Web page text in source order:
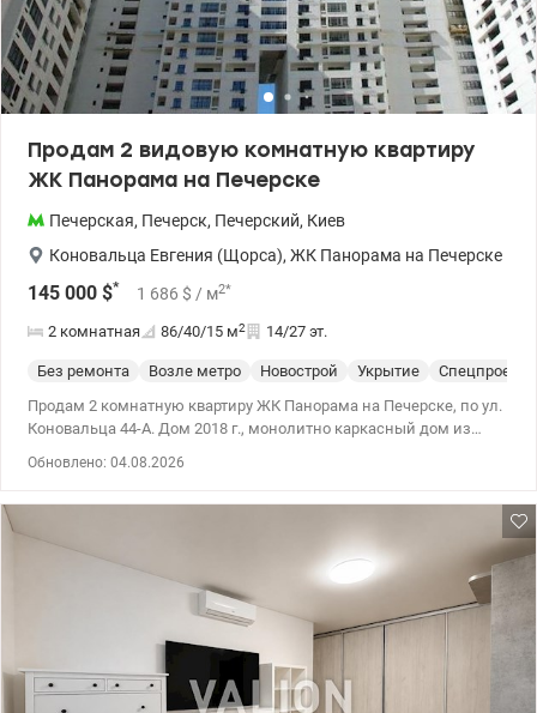
Продам 2 видовую комнатную квартиру
ЖК Панорама на Печерске
Печерская, Печерск, Печерский, Киев
Коновальца Евгения (Щорса), ЖК Панорама на Печерске
145 000 $* 1 686 $ / м2*
2 комнатная 86/40/15 м2 14/27 эт.
Без ремонта Возле метро Новострой Укрытие
Спецпроект
Продам 2 комнатную квартиру ЖК Панорама на Печерске, по ул.
Коновальца 44-А. Дом 2018 г., монолитно каркасный дом из
после застройщика: ровная стяжка на полу, утепленные стены,
качественные металлопластиковые окна, поверенные счетчики
на электроэнергию, тепло и воду. – - из окон квартиры,
открывается удивительная панорама на Печерске. - Квартира
отлично подходит как для собственного проживания, так и в
аренду. - 3 лифта в подъезде. ЖК с закрытой территорией и
собственной инфраструктурой: круглосуточная охрана, камеры
по периметру, консьерж-сервис, детские площадки, магазины,
Обновлено: 04.08.2026